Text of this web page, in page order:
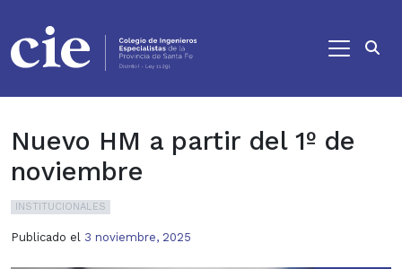
Nuevo HM a partir del 1º de
noviembre
INSTITUCIONALES
Publicado el 3 noviembre, 2025